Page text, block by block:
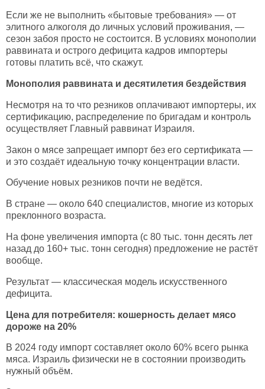
Если же не выполнить «бытовые требования» — от
элитного алкоголя до личных условий проживания, —
сезон забоя просто не состоится. В условиях монополии
раввината и острого дефицита кадров импортеры
готовы платить всё, что скажут.
Монополия раввината и десятилетия бездействия
Несмотря на то что резников оплачивают импортеры, их
сертификацию, распределение по бригадам и контроль
осуществляет Главный раввинат Израиля.
Закон о мясе запрещает импорт без его сертификата —
и это создаёт идеальную точку концентрации власти.
Обучение новых резников почти не ведётся.
В стране — около 640 специалистов, многие из которых
преклонного возраста.
На фоне увеличения импорта (с 80 тыс. тонн десять лет
назад до 160+ тыс. тонн сегодня) предложение не растёт
вообще.
Результат — классическая модель искусственного
дефицита.
Цена для потребителя: кошерность делает мясо
дороже на 20%
В 2024 году импорт составляет около 60% всего рынка
мяса. Израиль физически не в состоянии производить
нужный объём.